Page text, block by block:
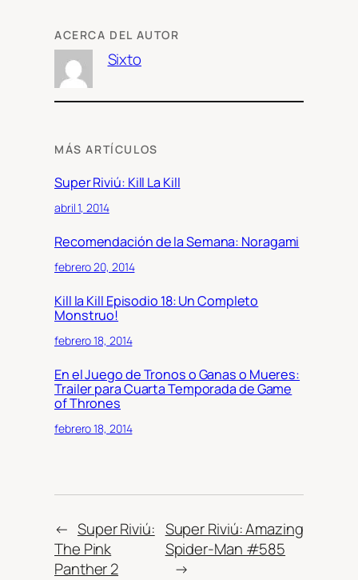
ACERCA DEL AUTOR
Sixto
MÁS ARTÍCULOS
Super Riviú: Kill La Kill
abril 1, 2014
Recomendación de la Semana: Noragami
febrero 20, 2014
Kill la Kill Episodio 18: Un Completo
Monstruo!
febrero 18, 2014
En el Juego de Tronos o Ganas o Mueres:
Trailer para Cuarta Temporada de Game
of Thrones
febrero 18, 2014
← Super Riviú:
The Pink
Panther 2
Super Riviú: Amazing
Spider-Man #585
→